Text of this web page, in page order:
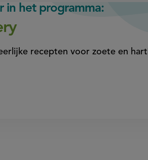
in het programma:
recepten voor zoete en